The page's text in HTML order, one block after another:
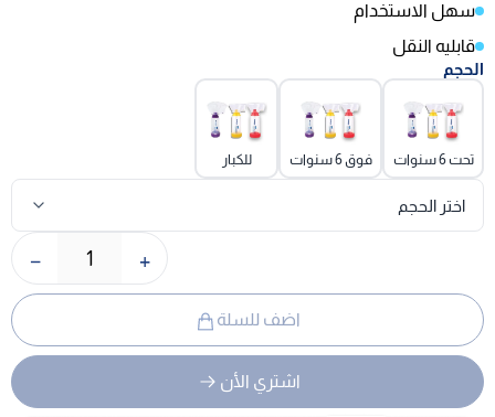
سهل الاستخدام
قابليه النقل
الحجم
تحت 6 سنوات فوق 6 سنوات للكبار
− 1 +
اضف للسلة
اشتري الأن